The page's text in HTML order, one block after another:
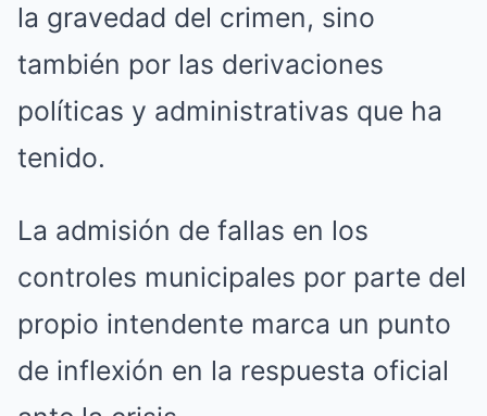
la gravedad del crimen, sino
también por las derivaciones
políticas y administrativas que ha
tenido.
La admisión de fallas en los
controles municipales por parte del
propio intendente marca un punto
de inflexión en la respuesta oficial